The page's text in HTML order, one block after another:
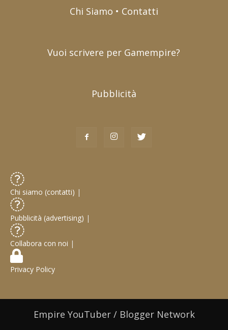
Chi Siamo • Contatti
Vuoi scrivere per Gamempire?
Pubblicità
Chi siamo (contatti) |
Pubblicità (advertising) |
Collabora con noi |
Privacy Policy
Empire YouTuber / Blogger Network